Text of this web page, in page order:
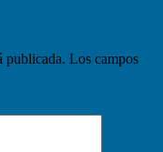
publicada. Los campos